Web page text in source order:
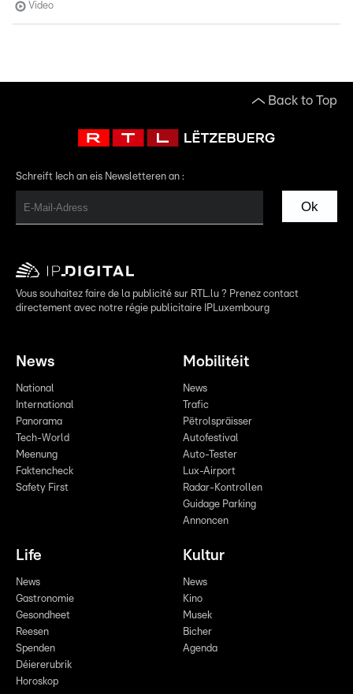
Video
Back to Top
Schreift Iech an eis Newsletteren an :
Ok
Vous souhaitez faire de la publicité sur RTL.lu ? Prenez contact
directement avec notre régie publicitaire IPLuxembourg
News
National
International
Panorama
Tech-World
Meenung
Faktencheck
Safety First
Mobilitéit
News
Trafic
Pëtrolspräisser
Autofestival
Auto-Tester
Lux-Airport
Radar-Kontrollen
Guidage Parking
Annoncen
Life
News
Gastronomie
Gesondheet
Reesen
Spenden
Déiererubrik
Horoskop
Kultur
News
Kino
Musek
Bicher
Agenda